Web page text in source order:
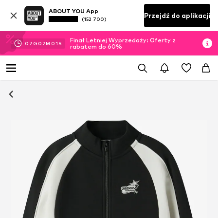
ABOUT YOU App
(152 700) Przejdź do aplikacji
07 G 02M 00S
Finał Letniej Wyprzedaży: Oferty z
rabatem do 60%